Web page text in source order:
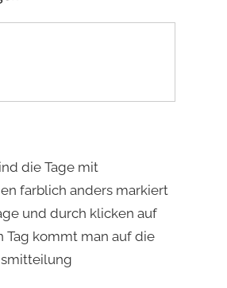
die Tage mit
farblich anders markiert
und durch klicken auf
Tag kommt man auf die